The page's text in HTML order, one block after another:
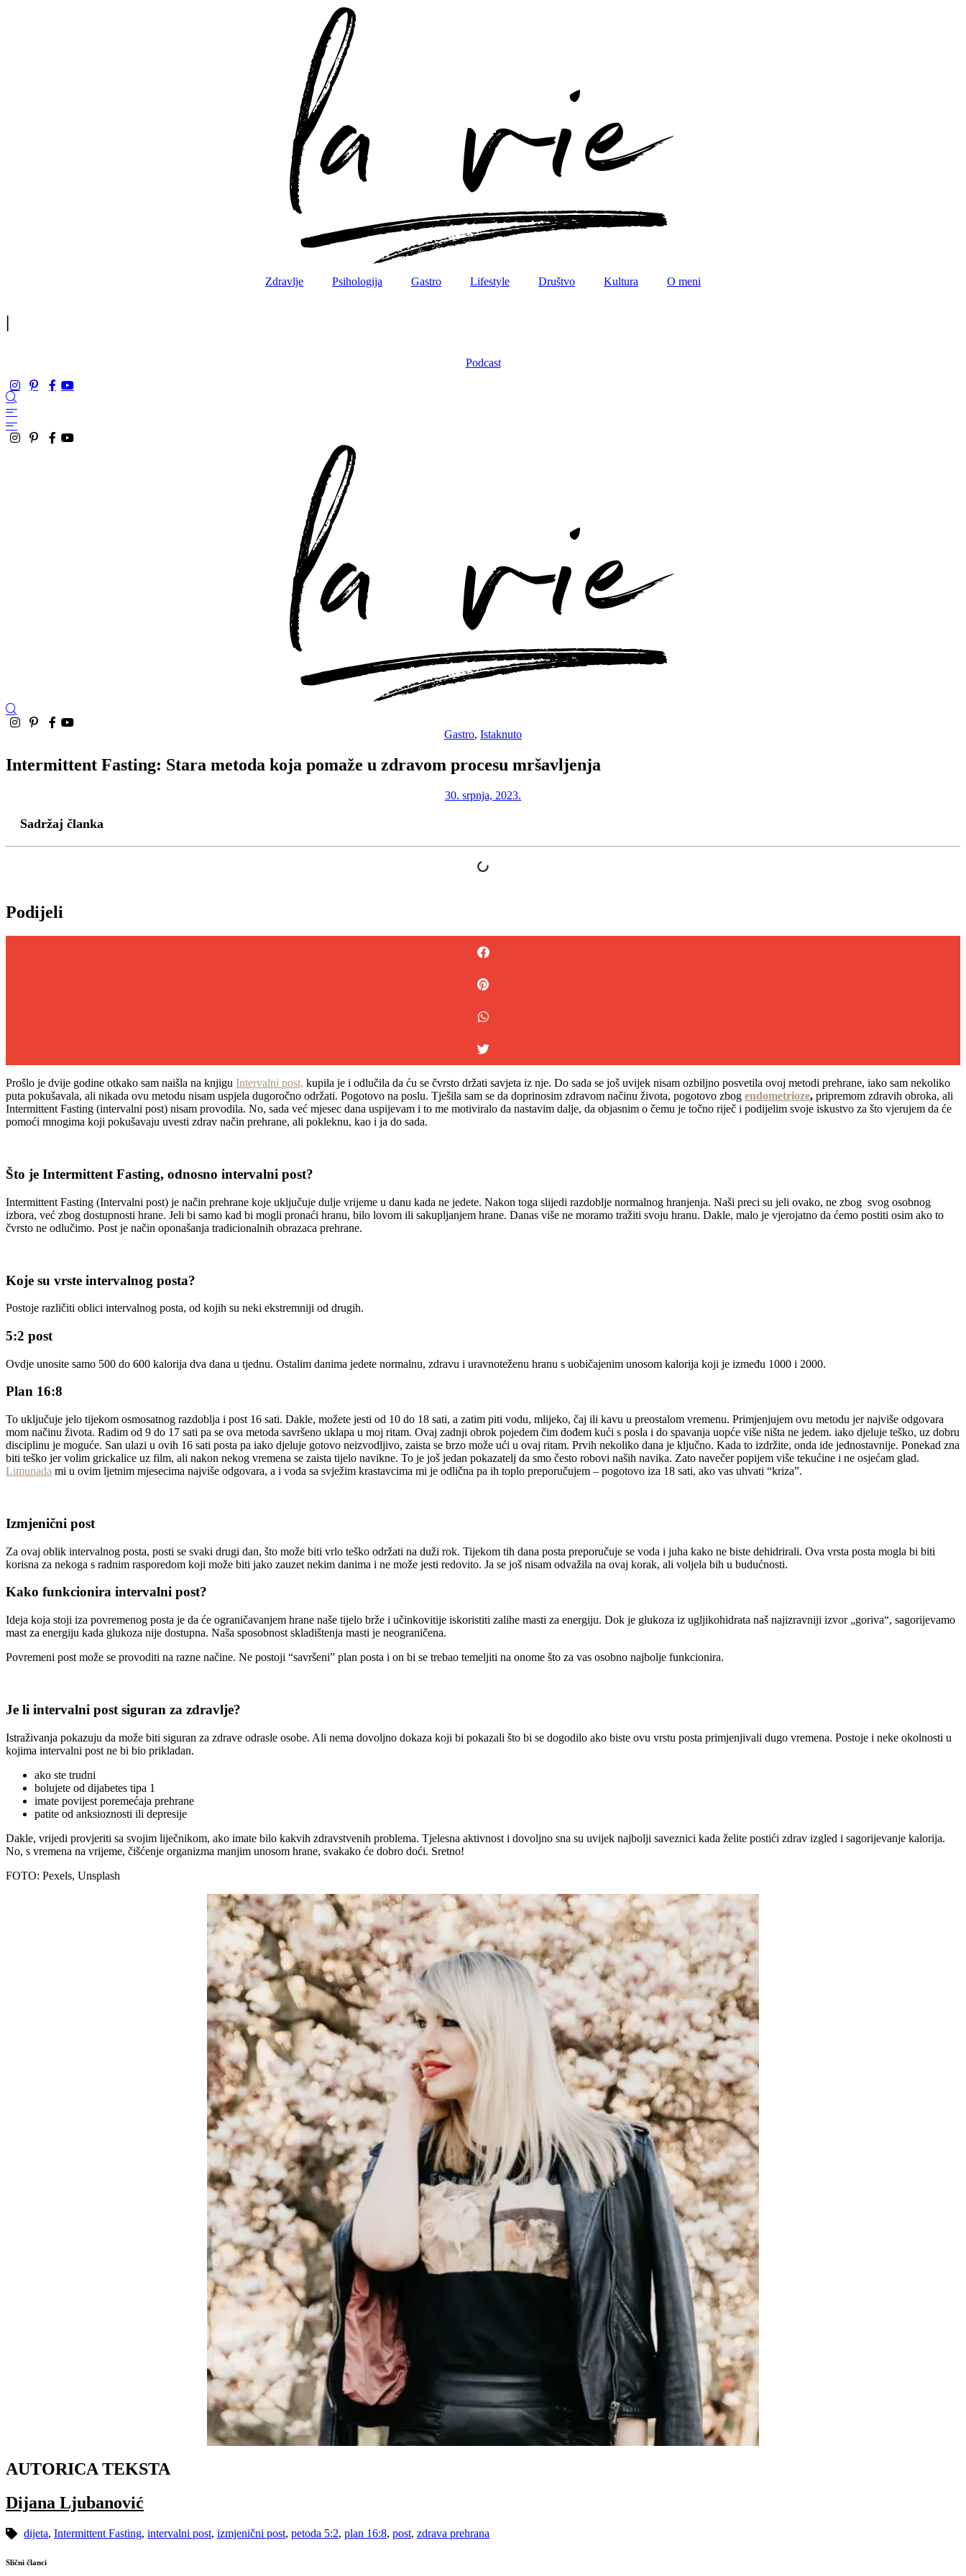
Zdravlje Psihologija Gastro Lifestyle Društvo Kultura O meni
|
Podcast
Gastro, Istaknuto
Intermittent Fasting: Stara metoda koja pomaže u zdravom procesu mršavljenja
30. srpnja, 2023.
Sadržaj članka
Podijeli
Prošlo je dvije godine otkako sam naišla na knjigu Intervalni post, kupila je i odlučila da ću se čvrsto držati savjeta iz nje. Do sada se još uvijek nisam ozbiljno posvetila ovoj metodi prehrane, iako sam nekoliko
puta pokušavala, ali nikada ovu metodu nisam uspjela dugoročno održati. Pogotovo na poslu. Tješila sam se da doprinosim zdravom načinu života, pogotovo zbog endometrioze, pripremom zdravih obroka, ali
Intermittent Fasting (intervalni post) nisam provodila. No, sada već mjesec dana uspijevam i to me motiviralo da nastavim dalje, da objasnim o čemu je točno riječ i podijelim svoje iskustvo za što vjerujem da će
pomoći mnogima koji pokušavaju uvesti zdrav način prehrane, ali pokleknu, kao i ja do sada.
Što je Intermittent Fasting, odnosno intervalni post?
Intermittent Fasting (Intervalni post) je način prehrane koje uključuje dulje vrijeme u danu kada ne jedete. Nakon toga slijedi razdoblje normalnog hranjenja. Naši preci su jeli ovako, ne zbog svog osobnog
izbora, već zbog dostupnosti hrane. Jeli bi samo kad bi mogli pronaći hranu, bilo lovom ili sakupljanjem hrane. Danas više ne moramo tražiti svoju hranu. Dakle, malo je vjerojatno da ćemo postiti osim ako to
čvrsto ne odlučimo. Post je način oponašanja tradicionalnih obrazaca prehrane.
Koje su vrste intervalnog posta?
Postoje različiti oblici intervalnog posta, od kojih su neki ekstremniji od drugih.
5:2 post
Ovdje unosite samo 500 do 600 kalorija dva dana u tjednu. Ostalim danima jedete normalnu, zdravu i uravnoteženu hranu s uobičajenim unosom kalorija koji je između 1000 i 2000.
Plan 16:8
To uključuje jelo tijekom osmosatnog razdoblja i post 16 sati. Dakle, možete jesti od 10 do 18 sati, a zatim piti vodu, mlijeko, čaj ili kavu u preostalom vremenu. Primjenjujem ovu metodu jer najviše odgovara
mom načinu života. Radim od 9 do 17 sati pa se ova metoda savršeno uklapa u moj ritam. Ovaj zadnji obrok pojedem čim dođem kući s posla i do spavanja uopće više ništa ne jedem. iako djeluje teško, uz dobru
disciplinu je moguće. San ulazi u ovih 16 sati posta pa iako djeluje gotovo neizvodljivo, zaista se brzo može ući u ovaj ritam. Prvih nekoliko dana je ključno. Kada to izdržite, onda ide jednostavnije. Ponekad zna
biti teško jer volim grickalice uz film, ali nakon nekog vremena se zaista tijelo navikne. To je još jedan pokazatelj da smo često robovi naših navika. Zato navečer popijem više tekućine i ne osjećam glad.
Limunada mi u ovim ljetnim mjesecima najviše odgovara, a i voda sa svježim krastavcima mi je odlična pa ih toplo preporučujem – pogotovo iza 18 sati, ako vas uhvati “kriza”.
Izmjenični post
Za ovaj oblik intervalnog posta, posti se svaki drugi dan, što može biti vrlo teško održati na duži rok. Tijekom tih dana posta preporučuje se voda i juha kako ne biste dehidrirali. Ova vrsta posta mogla bi biti
korisna za nekoga s radnim rasporedom koji može biti jako zauzet nekim danima i ne može jesti redovito. Ja se još nisam odvažila na ovaj korak, ali voljela bih u budućnosti.
Kako funkcionira intervalni post?
Ideja koja stoji iza povremenog posta je da će ograničavanjem hrane naše tijelo brže i učinkovitije iskoristiti zalihe masti za energiju. Dok je glukoza iz ugljikohidrata naš najizravniji izvor „goriva“, sagorijevamo
mast za energiju kada glukoza nije dostupna. Naša sposobnost skladištenja masti je neograničena.
Povremeni post može se provoditi na razne načine. Ne postoji “savršeni” plan posta i on bi se trebao temeljiti na onome što za vas osobno najbolje funkcionira.
Je li intervalni post siguran za zdravlje?
Istraživanja pokazuju da može biti siguran za zdrave odrasle osobe. Ali nema dovoljno dokaza koji bi pokazali što bi se dogodilo ako biste ovu vrstu posta primjenjivali dugo vremena. Postoje i neke okolnosti u
kojima intervalni post ne bi bio prikladan.
ako ste trudni
bolujete od dijabetes tipa 1
imate povijest poremećaja prehrane
patite od anksioznosti ili depresije
Dakle, vrijedi provjeriti sa svojim liječnikom, ako imate bilo kakvih zdravstvenih problema. Tjelesna aktivnost i dovoljno sna su uvijek najbolji saveznici kada želite postići zdrav izgled i sagorijevanje kalorija.
No, s vremena na vrijeme, čišćenje organizma manjim unosom hrane, svakako će dobro doći. Sretno!
FOTO: Pexels, Unsplash
AUTORICA TEKSTA
Dijana Ljubanović
dijeta, Intermittent Fasting, intervalni post, izmjenični post, petoda 5:2, plan 16:8, post, zdrava prehrana
Slični članci